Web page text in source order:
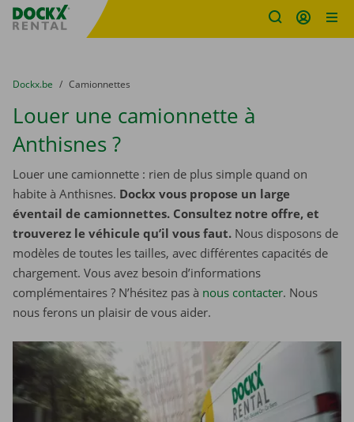
sitename
You are here:
du
Dockx.be to
Camionnettes
Louer une camionnette à
Anthisnes ?
Louer une camionnette : rien de plus simple quand on
habite à Anthisnes. Dockx vous propose un large
éventail de camionnettes. Consultez notre offre, et
trouverez le véhicule qu’il vous faut. Nous disposons de
modèles de toutes les tailles, avec différentes capacités de
chargement. Vous avez besoin d’informations
complémentaires ? N’hésitez pas à nous contacter. Nous
nous ferons un plaisir de vous aider.